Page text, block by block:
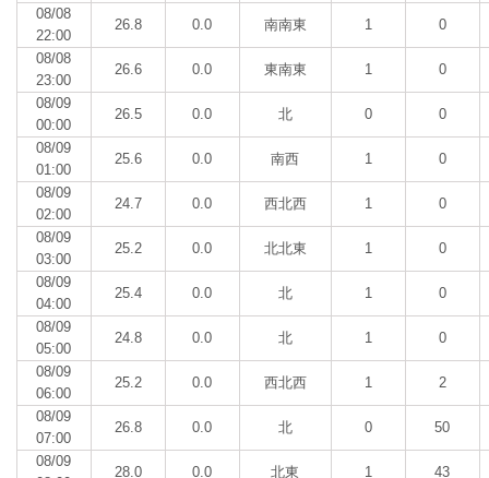
08/08
22:00
26.8 0.0 南南東 1 0
08/08
23:00
26.6 0.0 東南東 1 0
08/09
00:00
26.5 0.0 北 0 0
08/09
01:00
25.6 0.0 南西 1 0
08/09
02:00
24.7 0.0 西北西 1 0
08/09
03:00
25.2 0.0 北北東 1 0
08/09
04:00
25.4 0.0 北 1 0
08/09
05:00
24.8 0.0 北 1 0
08/09
06:00
25.2 0.0 西北西 1 2
08/09
07:00
26.8 0.0 北 0 50
08/09
28.0 0.0 北東 1 43